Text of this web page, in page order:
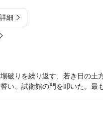
細
破りを繰り返す、若き日の
い、試衛館の門を叩いた。最